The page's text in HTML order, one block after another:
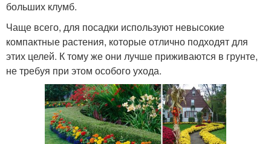
больших клумб.
Чаще всего, для посадки используют невысокие
компактные растения, которые отлично подходят для
этих целей. К тому же они лучше приживаются в грунте,
не требуя при этом особого ухода.